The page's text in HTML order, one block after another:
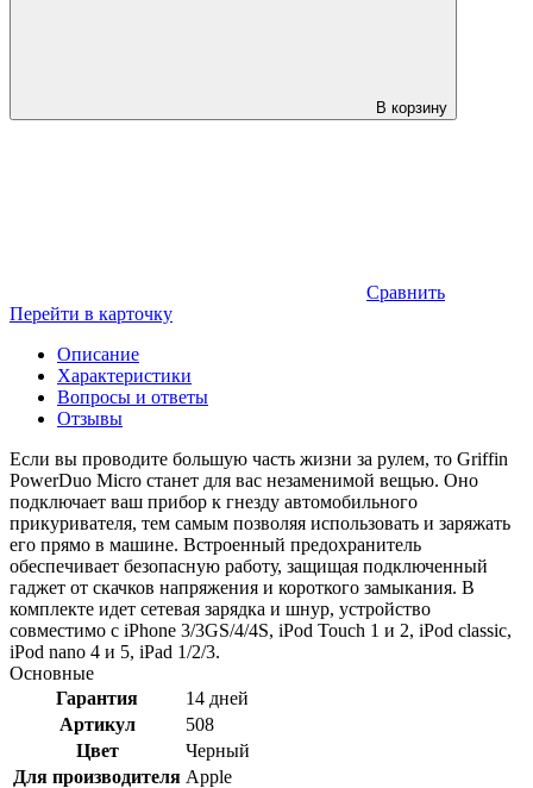
В корзину
Сравнить
Перейти в карточку
Описание
Характеристики
Вопросы и ответы
Отзывы
Если вы проводите большую часть жизни за рулем, то Griffin
PowerDuo Micro станет для вас незаменимой вещью. Оно
подключает ваш прибор к гнезду автомобильного
прикуривателя, тем самым позволяя использовать и заряжать
его прямо в машине. Встроенный предохранитель
обеспечивает безопасную работу, защищая подключенный
гаджет от скачков напряжения и короткого замыкания. В
комплекте идет сетевая зарядка и шнур, устройство
совместимо с iPhone 3/3GS/4/4S, iPod Touch 1 и 2, iPod classic,
iPod nano 4 и 5, iPad 1/2/3.
Основные
Гарантия
14 дней
Артикул
508
Цвет
Черный
Для производителя Apple